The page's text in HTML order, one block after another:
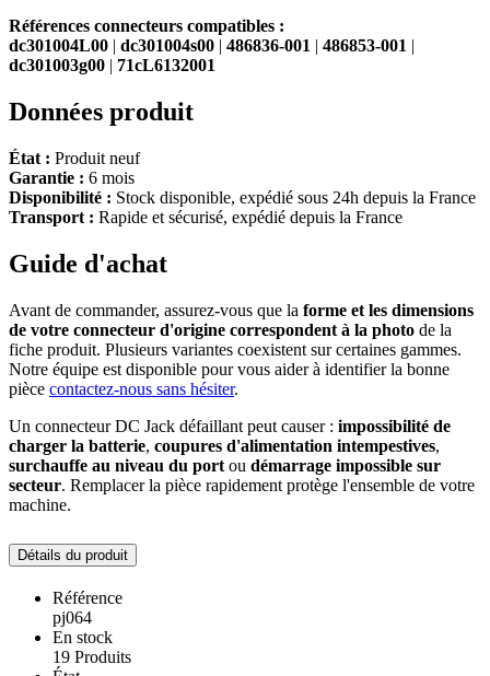
Références connecteurs compatibles :
dc301004L00 | dc301004s00 | 486836-001 | 486853-001 |
dc301003g00 | 71cL6132001
Données produit
État : Produit neuf
Garantie : 6 mois
Disponibilité : Stock disponible, expédié sous 24h depuis la France
Transport : Rapide et sécurisé, expédié depuis la France
Guide d'achat
Avant de commander, assurez-vous que la forme et les dimensions
de votre connecteur d'origine correspondent à la photo de la
fiche produit. Plusieurs variantes coexistent sur certaines gammes.
Notre équipe est disponible pour vous aider à identifier la bonne
pièce contactez-nous sans hésiter.
Un connecteur DC Jack défaillant peut causer : impossibilité de
charger la batterie, coupures d'alimentation intempestives,
surchauffe au niveau du port ou démarrage impossible sur
secteur. Remplacer la pièce rapidement protège l'ensemble de votre
machine.
Détails du produit
Référence
pj064
En stock
19 Produits